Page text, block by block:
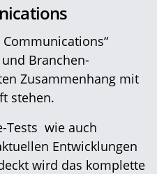
Branchen-
Zusammenhang mit
stehen.
Tests wie auch
Entwicklungen
wird das komplette